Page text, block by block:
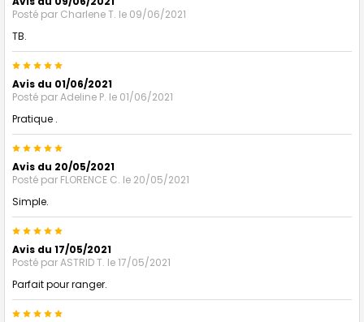
Posté par Charlene T. le 09/06/2021
TB.
5
Avis du 01/06/2021
Posté parAdeline P. le 01/06/2021
Pratique .
5
Avis du 20/05/2021
Posté par FLORENCE C. le 20/05/2021
Simple.
5
Avis du 17/05/2021
Posté parASTRID T. le 17/05/2021
Parfait pour ranger.
5